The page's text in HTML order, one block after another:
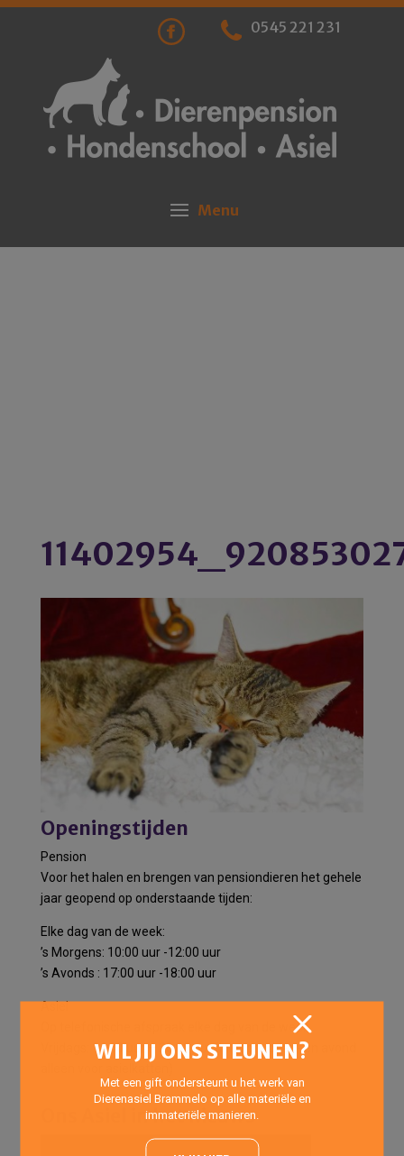
0545 221 231
Openingstijden
Pension
Voor het halen en brengen van pensiondieren het gehele
jaar geopend op onderstaande tijden:
Elke dag van de week:
’s Morgens: 10:00 uur -12:00 uur
’s Avonds : 17:00 uur -18:00 uur
Asiel
Op telefonische afspraak elke dag van de week.
Vrijdags: 14:00 uur – 20:00 uur (Inloopmiddag- en avond
Ons Asiel in het nieuws
WIL JIJ ONS STEUNEN?
Met een gift ondersteunt u het werk van
Dierenasiel Brammelo op alle materiële en
immateriële manieren.